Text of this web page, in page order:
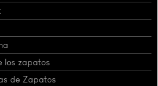
los zapatos
de Zapatos